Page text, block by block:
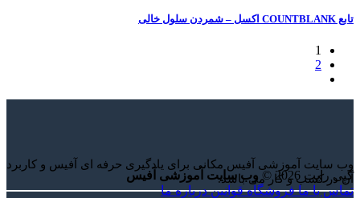
آفیس مکانی برای یادگیری حرفه ای آفیس و کاربرد
کار می باشد.
وب سایت آموزشی آفیس
قوانین درباره ما